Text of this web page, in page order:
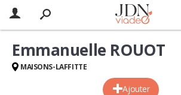
Ajouter
Emmanuelle ROUOT
MAISONS-LAFFITTE